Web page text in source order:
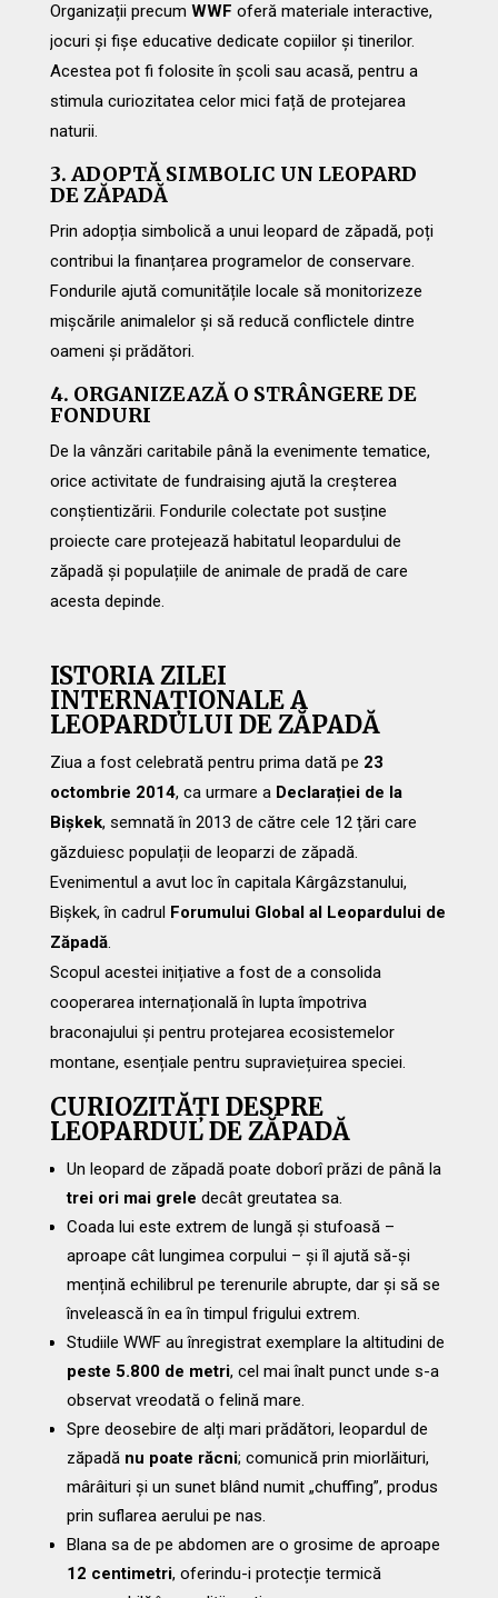
Organizații precum WWF oferă materiale interactive,
jocuri și fișe educative dedicate copiilor și tinerilor.
Acestea pot fi folosite în școli sau acasă, pentru a
stimula curiozitatea celor mici față de protejarea
naturii.
3. ADOPTĂ SIMBOLIC UN LEOPARD
DE ZĂPADĂ
Prin adopția simbolică a unui leopard de zăpadă, poți
contribui la finanțarea programelor de conservare.
Fondurile ajută comunitățile locale să monitorizeze
mișcările animalelor și să reducă conflictele dintre
oameni și prădători.
4. ORGANIZEAZĂ O STRÂNGERE DE
FONDURI
De la vânzări caritabile până la evenimente tematice,
orice activitate de fundraising ajută la creșterea
conștientizării. Fondurile colectate pot susține
proiecte care protejează habitatul leopardului de
zăpadă și populațiile de animale de pradă de care
acesta depinde.
ISTORIA ZILEI
INTERNAȚIONALE A
LEOPARDULUI DE ZĂPADĂ
Ziua a fost celebrată pentru prima dată pe 23
octombrie 2014, ca urmare a Declarației de la
Bișkek, semnată în 2013 de către cele 12 țări care
găzduiesc populații de leoparzi de zăpadă.
Evenimentul a avut loc în capitala Kârgâzstanului,
Bișkek, în cadrul Forumului Global al Leopardului de
Zăpadă.
Scopul acestei inițiative a fost de a consolida
cooperarea internațională în lupta împotriva
braconajului și pentru protejarea ecosistemelor
montane, esențiale pentru supraviețuirea speciei.
CURIOZITĂȚI DESPRE
LEOPARDUL DE ZĂPADĂ
Un leopard de zăpadă poate doborî prăzi de până la
trei ori mai grele decât greutatea sa.
Coada lui este extrem de lungă și stufoasă –
aproape cât lungimea corpului – și îl ajută să-și
mențină echilibrul pe terenurile abrupte, dar și să se
învelească în ea în timpul frigului extrem.
Studiile WWF au înregistrat exemplare la altitudini de
peste 5.800 de metri, cel mai înalt punct unde s-a
observat vreodată o felină mare.
Spre deosebire de alți mari prădători, leopardul de
zăpadă nu poate răcni; comunică prin miorlăituri,
mârâituri și un sunet blând numit „chuffing”, produs
prin suflarea aerului pe nas.
Blana sa de pe abdomen are o grosime de aproape
12 centimetri, oferindu-i protecție termică